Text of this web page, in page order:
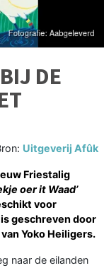
DE
Uitgeverij Afûk
Friestalig
oer it Waad’
voor
geschreven door
Yoko Heiligers.
naar de eilanden